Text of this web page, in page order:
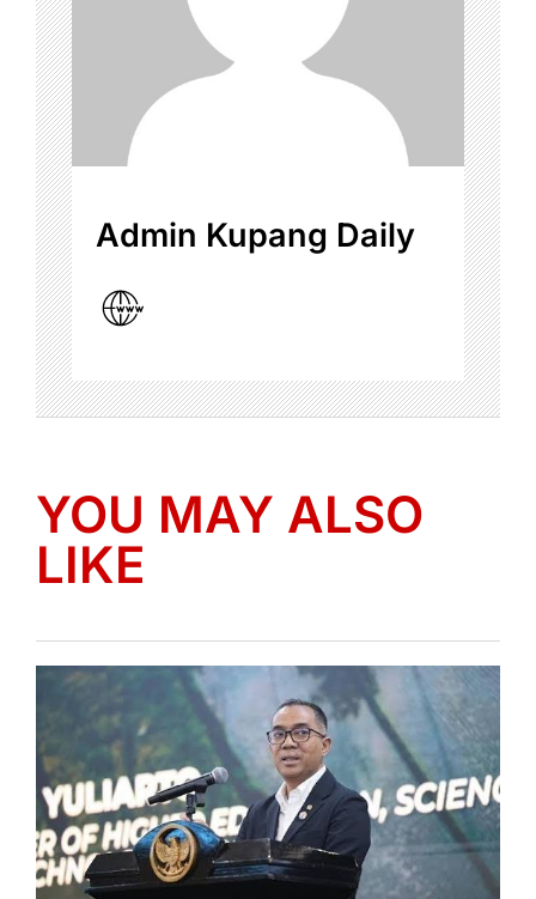
Admin Kupang Daily
YOU MAY ALSO
LIKE